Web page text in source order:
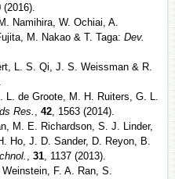
(2016).
Namihira, W. Ochiai, A.
M. Nakao & T. Taga: Dev.
L. S. Qi, J. S. Weissman & R.
L. de Groote, M. H. Ruiters, G. L.
Res. , 42, 1563 (2014).
M. E. Richardson, S. J. Linder,
Ho, J. D. Sander, D. Reyon, B.
, 31, 1137 (2013).
F. A. Ran, S.